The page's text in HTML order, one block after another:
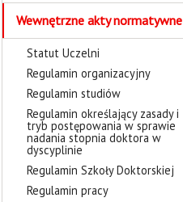
Wewnętrzne akty normatywne
Statut Uczelni
Regulamin organizacyjny
Regulamin studiów
Regulamin określający zasady i
tryb postępowania w sprawie
nadania stopnia doktora w
dyscyplinie
Regulamin Szkoły Doktorskiej
Regulamin pracy